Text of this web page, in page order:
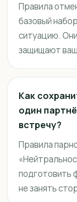
Правила
базовый
ситуацию.
защищают
Как
один
встречу?
Правила
подготовить
не занять